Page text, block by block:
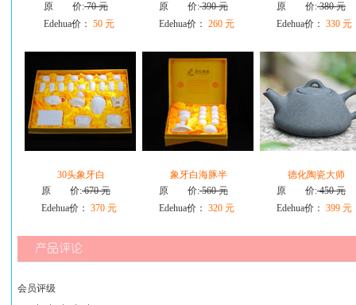
原 价:70 元
Edehua价： 50 元
原 价:390 元
Edehua价： 260 元
原 价:380 元
Edehua价： 330 元
30头象牙白
原 价:670 元
Edehua价： 370 元
象牙白海豚半
原 价:560 元
Edehua价： 320 元
德化陶瓷大师
原 价:450 元
Edehua价： 399 元
会员评级